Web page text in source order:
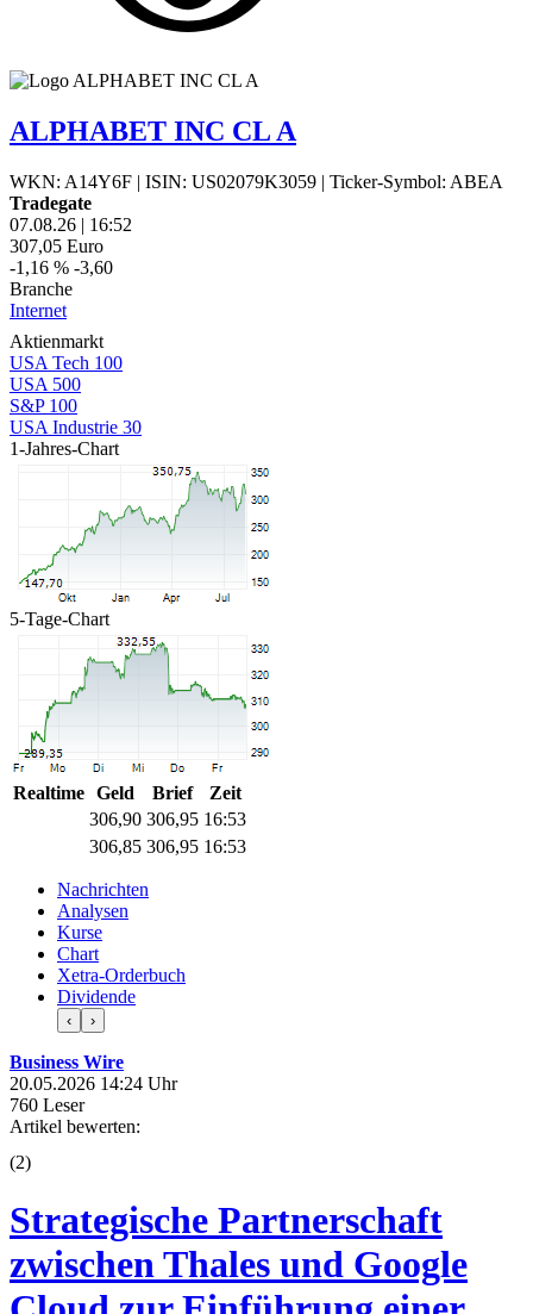
ALPHABET INC CL A
WKN: A14Y6F | ISIN: US02079K3059 | Ticker-Symbol: ABEA
Tradegate
07.08.26 | 16:52
307,05 Euro
-1,16 % -3,60
Branche
Internet
Aktienmarkt
USA Tech 100
USA 500
S&P 100
USA Industrie 30
1-Jahres-Chart
5-Tage-Chart
Realtime Geld Brief
Zeit
306,90 306,95 16:53
306,85 306,95 16:53
Nachrichten
Analysen
Kurse
Chart
Xetra-Orderbuch
Dividende
‹ ›
Business Wire
20.05.2026 14:24 Uhr
760 Leser
Artikel bewerten:
(2)
Strategische Partnerschaft
zwischen Thales und Google